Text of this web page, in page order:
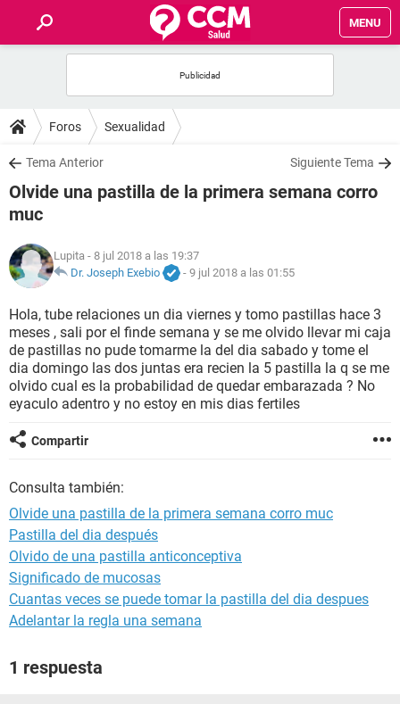
MENU
FOROS
SALUD
NUTRICIÓN
SEXUALIDAD
GLOSARIO
Foros Sexualidad
Tema Anterior Siguiente Tema
Olvide una pastilla de la primera semana corro
muc
Lupita - 8 jul 2018 a las 19:37
Dr. Joseph Exebio
- 9 jul 2018 a las 01:55
Hola, tube relaciones un dia viernes y tomo pastillas hace 3
meses , sali por el finde semana y se me olvido llevar mi caja
de pastillas no pude tomarme la del dia sabado y tome el
dia domingo las dos juntas era recien la 5 pastilla la q se me
olvido cual es la probabilidad de quedar embarazada ? No
eyaculo adentro y no estoy en mis dias fertiles
Compartir
Consulta también:
Olvide una pastilla de la primera semana corro muc
Pastilla del dia después
Olvido de una pastilla anticonceptiva
Significado de mucosas
Cuantas veces se puede tomar la pastilla del dia despues
Adelantar la regla una semana
1 respuesta